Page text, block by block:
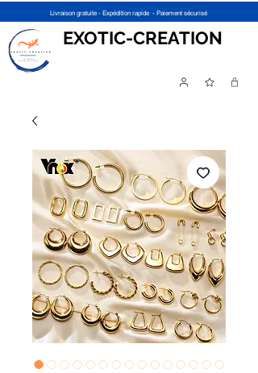
Livraison gratuite - Expédition rapide - Paiement sécurisé
EXOTIC-CREATION